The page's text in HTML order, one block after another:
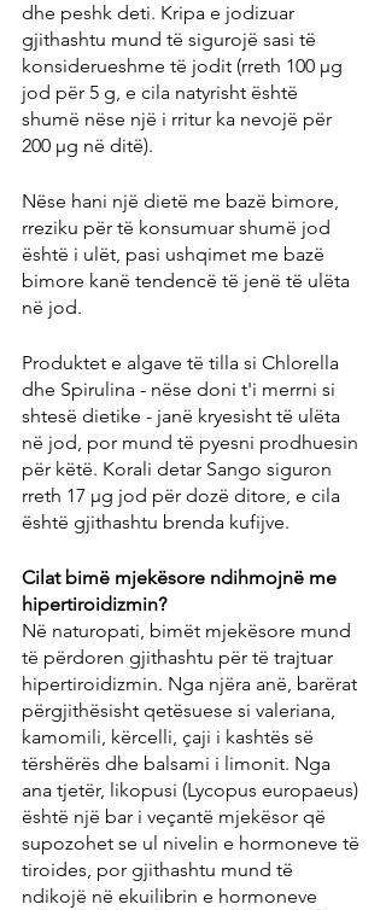
dhe peshk deti. Kripa e jodizuar
gjithashtu mund të sigurojë sasi të
konsiderueshme të jodit (rreth 100 μg
jod për 5 g, e cila natyrisht është
shumë nëse një i rritur ka nevojë për
200 μg në ditë).
Nëse hani një dietë me bazë bimore,
rreziku për të konsumuar shumë jod
është i ulët, pasi ushqimet me bazë
bimore kanë tendencë të jenë të ulëta
në jod.
Produktet e algave të tilla si Chlorella
dhe Spirulina - nëse doni t'i merrni si
shtesë dietike - janë kryesisht të ulëta
në jod, por mund të pyesni prodhuesin
për këtë. Korali detar Sango siguron
rreth 17 µg jod për dozë ditore, e cila
është gjithashtu brenda kufijve.
Cilat bimë mjekësore ndihmojnë me
hipertiroidizmin?
Në naturopati, bimët mjekësore mund
të përdoren gjithashtu për të trajtuar
hipertiroidizmin. Nga njëra anë, barërat
përgjithësisht qetësuese si valeriana,
kamomili, kërcelli, çaji i kashtës së
tërshërës dhe balsami i limonit. Nga
ana tjetër, likopusi (Lycopus europaeus)
është një bar i veçantë mjekësor që
supozohet se ul nivelin e hormoneve të
tiroides, por gjithashtu mund të
ndikojë në ekuilibrin e hormoneve